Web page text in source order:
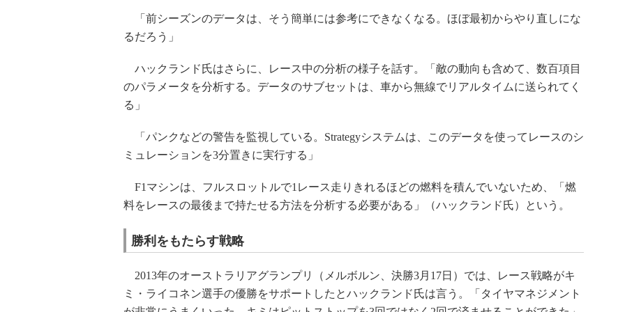
「前シーズンのデータは、そう簡単には参考にできなくなる。ほぼ最初からやり直しにな
るだろう」
ハックランド氏はさらに、レース中の分析の様子を話す。「敵の動向も含めて、数百項目
のパラメータを分析する。データのサブセットは、車から無線でリアルタイムに送られてく
る」
「パンクなどの警告を監視している。Strategyシステムは、このデータを使ってレースのシ
ミュレーションを3分置きに実行する」
F1マシンは、フルスロットルで1レース走りきれるほどの燃料を積んでいないため、「燃
料をレースの最後まで持たせる方法を分析する必要がある」（ハックランド氏）という。
勝利をもたらす戦略
2013年のオーストラリアグランプリ（メルボルン、決勝3月17日）では、レース戦略がキ
ミ・ライコネン選手の優勝をサポートしたとハックランド氏は言う。「タイヤマネジメント